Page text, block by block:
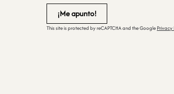
This site is protected by reCAPTCHA and the Google Privacy